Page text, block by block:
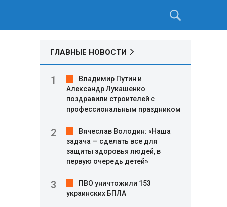
ГЛАВНЫЕ НОВОСТИ
Владимир Путин и
Александр Лукашенко
поздравили строителей с
профессиональным праздником
Вячеслав Володин: «Наша
задача — сделать все для
защиты здоровья людей, в
первую очередь детей»
ПВО уничтожили 153
украинских БПЛА